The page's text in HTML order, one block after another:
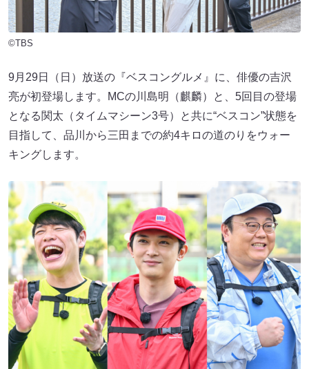
©TBS
9月29日（日）放送の『ベスコングルメ』に、俳優の吉沢
亮が初登場します。MCの川島明（麒麟）と、5回目の登場
となる関太（タイムマシーン3号）と共に“ベスコン”状態を
目指して、品川から三田までの約4キロの道のりをウォー
キングします。